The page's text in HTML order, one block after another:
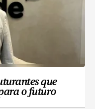
que
o futuro